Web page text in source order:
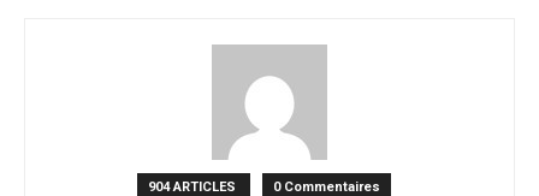
904 ARTICLES 0 Commentaires